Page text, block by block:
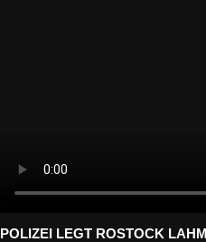
POLIZEI LEGT ROSTOCK